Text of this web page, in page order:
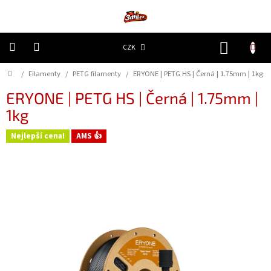
CZK
Filamenty
Domů
/ Filamenty / PETG filamenty / ERYONE | PETG HS | Černá | 1.75mm | 1kg
ERYONE | PETG HS | Černá | 1.75mm |
1kg
Nejlepší cena! AMS 👍